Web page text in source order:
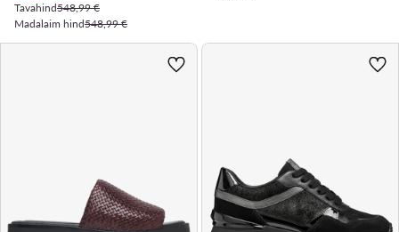
Tavahind548,99 €
Madalaim hind548,99 €